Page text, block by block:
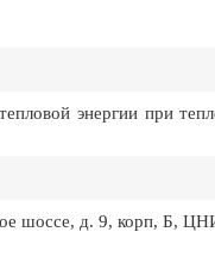
энергии при
шоссе, д. 9, корп, Б,